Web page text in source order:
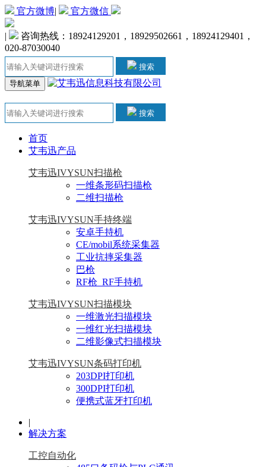
官方微博| 官方微信
|
咨询热线：18924129201，18929502661，18924129401，
020-87030040
搜索
导航菜单
搜索
首页
艾韦迅产品
艾韦迅IVYSUN扫描枪
一维条形码扫描枪
二维扫描枪
艾韦迅IVYSUN手持终端
安卓手持机
CE/mobil系统采集器
工业抗摔采集器
巴枪
RF枪_RF手持机
艾韦迅IVYSUN扫描模块
一维激光扫描模块
一维红光扫描模块
二维影像式扫描模块
艾韦迅IVYSUN条码打印机
203DPI打印机
300DPI打印机
便携式蓝牙打印机
|
解决方案
工控自动化